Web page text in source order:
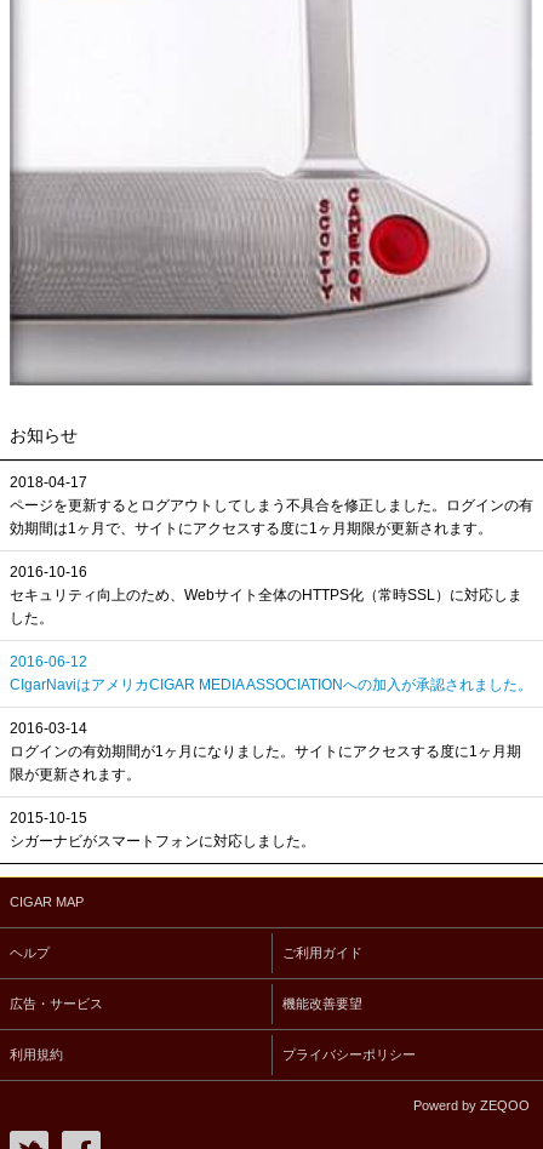
お知らせ
2018-04-17
ページを更新するとログアウトしてしまう不具合を修正しました。ログインの有
効期間は1ヶ月で、サイトにアクセスする度に1ヶ月期限が更新されます。
2016-10-16
セキュリティ向上のため、Webサイト全体のHTTPS化（常時SSL）に対応しま
した。
2016-06-12
CIgarNaviはアメリカCIGAR MEDIA ASSOCIATIONへの加入が承認されました。
2016-03-14
ログインの有効期間が1ヶ月になりました。サイトにアクセスする度に1ヶ月期
限が更新されます。
2015-10-15
シガーナビがスマートフォンに対応しました。
CIGAR MAP
ヘルプ ご利用ガイド
広告・サービス 機能改善要望
利用規約 プライバシーポリシー
Powerd by ZEQOO